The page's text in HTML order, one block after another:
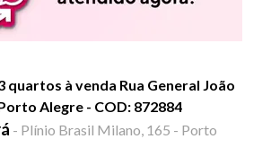
à venda Rua General João
Alegre - COD: 872884
- Plínio Brasil Milano, 165 - Porto